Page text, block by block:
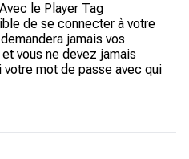
le Player Tag
de se connecter à votre
jamais vos
vous ne devez jamais
mot de passe avec qui